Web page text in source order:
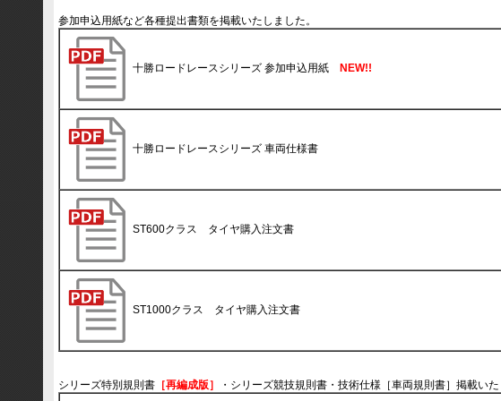
参加申込用紙など各種提出書類を掲載いたしました。
十勝ロードレースシリーズ 参加申込用紙 NEW!!
十勝ロードレースシリーズ 車両仕様書
ST600クラス タイヤ購入注文書
ST1000クラス タイヤ購入注文書
シリーズ特別規則書 ［再編成版］ ・シリーズ競技規則書・技術仕様［車両規則書］掲載い